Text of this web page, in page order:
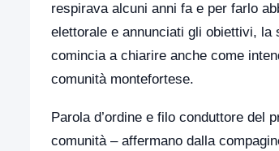
respirava alcuni anni fa e per farlo
elettorale e annunciati gli obiettivi, la
comincia a chiarire anche come
comunità montefortese.
Parola d’ordine e filo conduttore del
comunità – affermano dalla